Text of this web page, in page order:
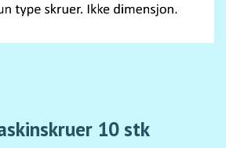
10 stk